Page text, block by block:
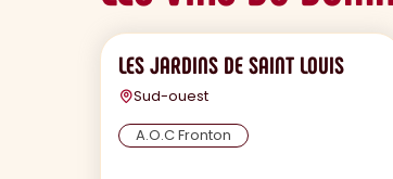
LES JARDINS DE SAINT LOUIS
Sud-ouest
A.O.C Fronton